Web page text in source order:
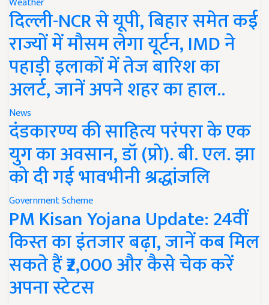
दिल्ली-NCR से यूपी, बिहार समेत कई
राज्यों में मौसम लेगा यूर्टन, IMD ने
पहाड़ी इलाकों में तेज बारिश का
अलर्ट, जानें अपने शहर का हाल..
News
दंडकारण्य की साहित्य परंपरा के एक
युग का अवसान, डॉ (प्रो). बी. एल. झा
को दी गई भावभीनी श्रद्धांजलि
Government Scheme
PM Kisan Yojana Update: 24वीं
किस्त का इंतजार बढ़ा, जानें कब मिल
सकते हैं ₹2,000 और कैसे चेक करें
अपना स्टेटस